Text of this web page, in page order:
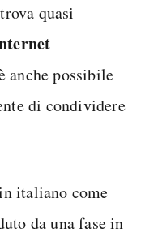
quasi
anche possibile
di condividere
italiano come
da una fase in